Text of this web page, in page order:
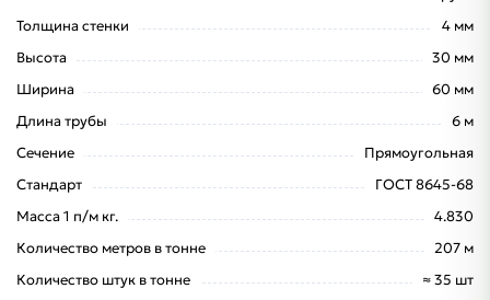
Толщина стенки
4 мм
Высота
30 мм
Ширина
60 мм
Длина трубы
6 м
Сечение
Прямоугольная
Стандарт
ГОСТ 8645-68
Масса 1 п/м кг.
4.830
Количество метров в тонне
207 м
Количество штук в тонне
≈ 35 шт